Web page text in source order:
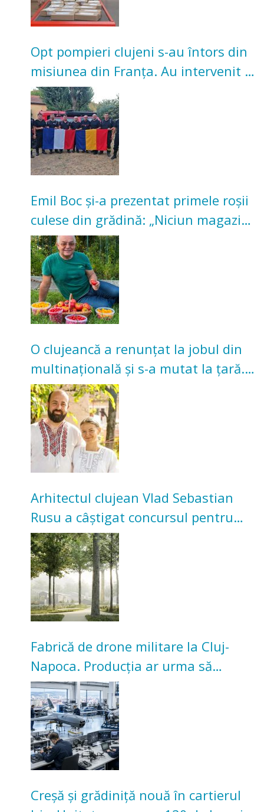
Opt pompieri clujeni s-au întors din
misiunea din Franța. Au intervenit la
incendii de vegetație și pădure
Emil Boc și-a prezentat primele roșii
culese din grădină: „Niciun magazin
nu poate oferi această satisfacție”
O clujeancă a renunțat la jobul din
multinațională și s-a mutat la țară.
Acum cultivă legume în grădina
bunicilor
Arhitectul clujean Vlad Sebastian
Rusu a câștigat concursul pentru
transformarea Grădinii Casei
Universitarilor
Fabrică de drone militare la Cluj-
Napoca. Producția ar urma să
înceapă în toamna acestui an
Creșă și grădiniță nouă în cartierul